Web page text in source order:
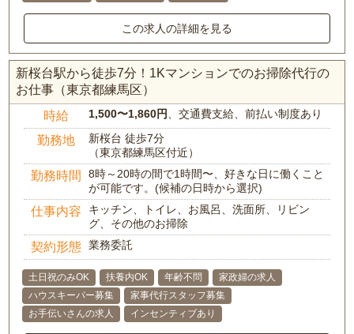
この求人の詳細を見る
新桜台駅から徒歩7分！1Kマンションでのお掃除代行の
お仕事（東京都練馬区）
時給 1,500〜1,860円 、交通費支給、前払い制度あり
勤務地
新桜台 徒歩7分
（東京都練馬区付近）
勤務時間
8時～20時の間で1時間〜、好きな日に働くこと
が可能です。(候補の日時から選択)
仕事内容
キッチン、トイレ、お風呂、洗面所、リビン
グ、その他のお掃除
契約形態 業務委託
土日祝のみOK 扶養内OK 年齢不問
家政婦の求人
ハウスキーパー募集
家事代行スタッフ募集
お手伝いさんの求人
インセンティブあり